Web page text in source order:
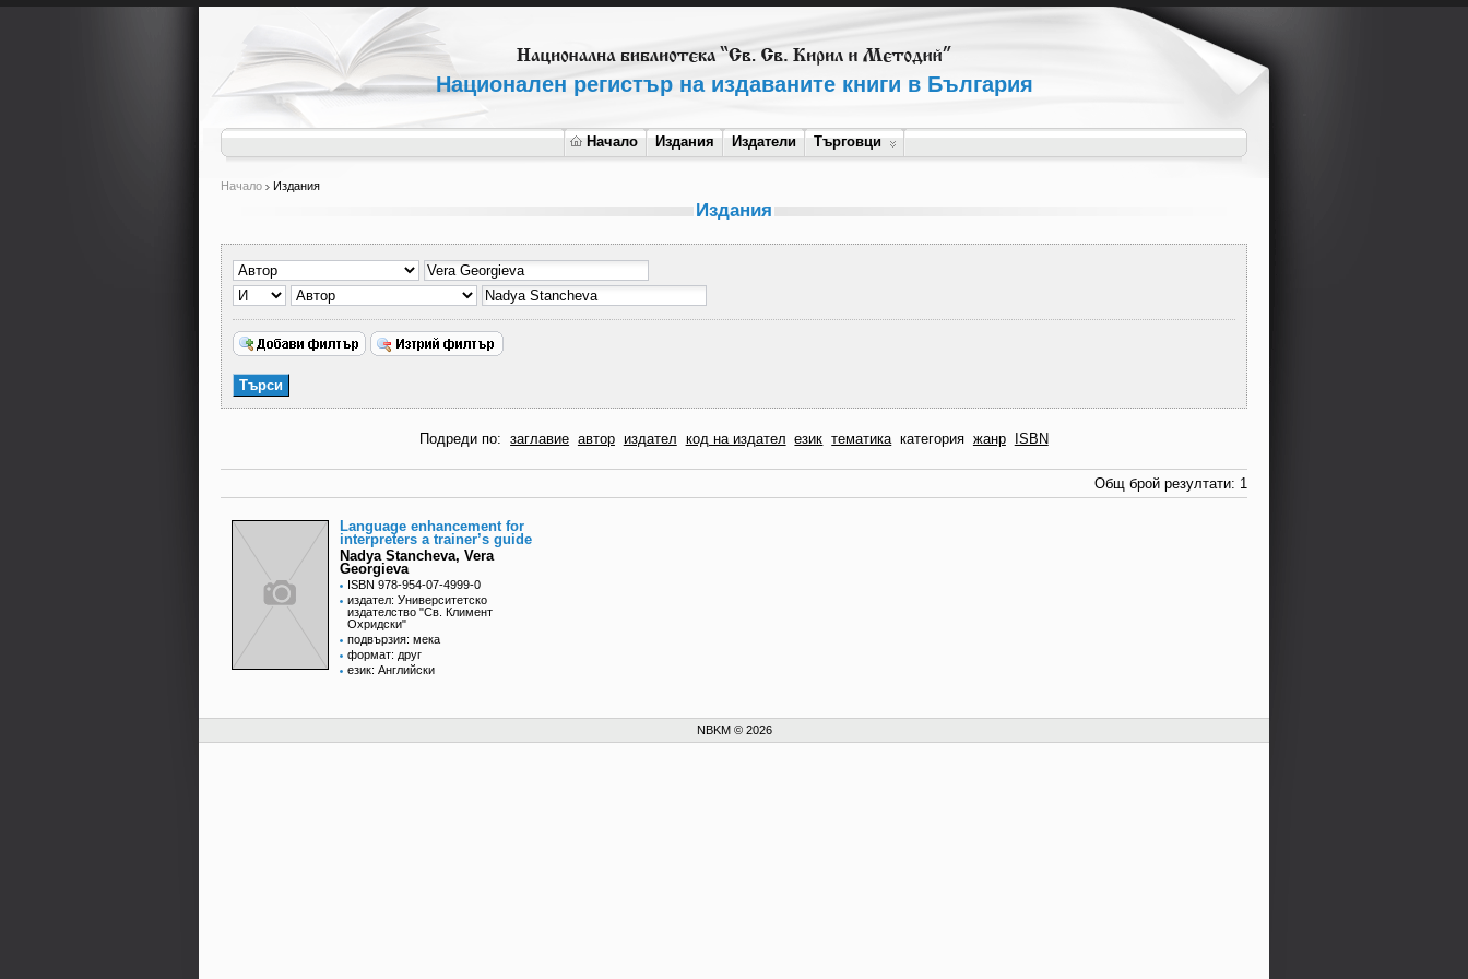
Национален регистър на издаваните книги в България
Начало Издания Издатели Търговци
Начало Издания
Издания
Подреди по: заглавие автор издател код на издател език тематика категория жанр ISBN
Общ брой резултати: 1
Language enhancement for
interpreters a trainer’s guide
Nadya Stancheva, Vera
Georgieva
ISBN 978-954-07-4999-0
издател: Университетско
издателство "Св. Климент
Охридски"
подвързия: мека
формат: друг
език: Английски
NBKM © 2026